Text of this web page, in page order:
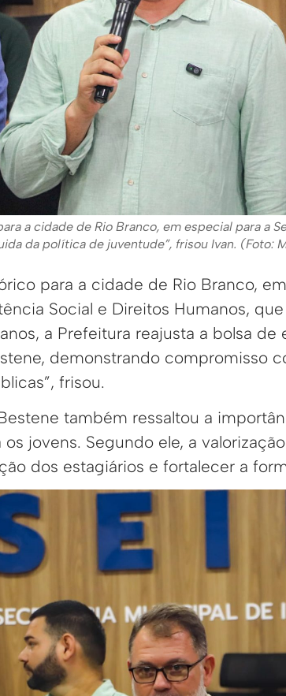
a cidade de Rio Branco, em especial para a
da política de juventude”, frisou Ivan. (Foto:
para a cidade de Rio Branco,
Social e Direitos Humanos,
a Prefeitura reajusta a bolsa
demonstrando compromisso
frisou.
também ressaltou a
jovens. Segundo ele, a
dos estagiários e fortalecer a